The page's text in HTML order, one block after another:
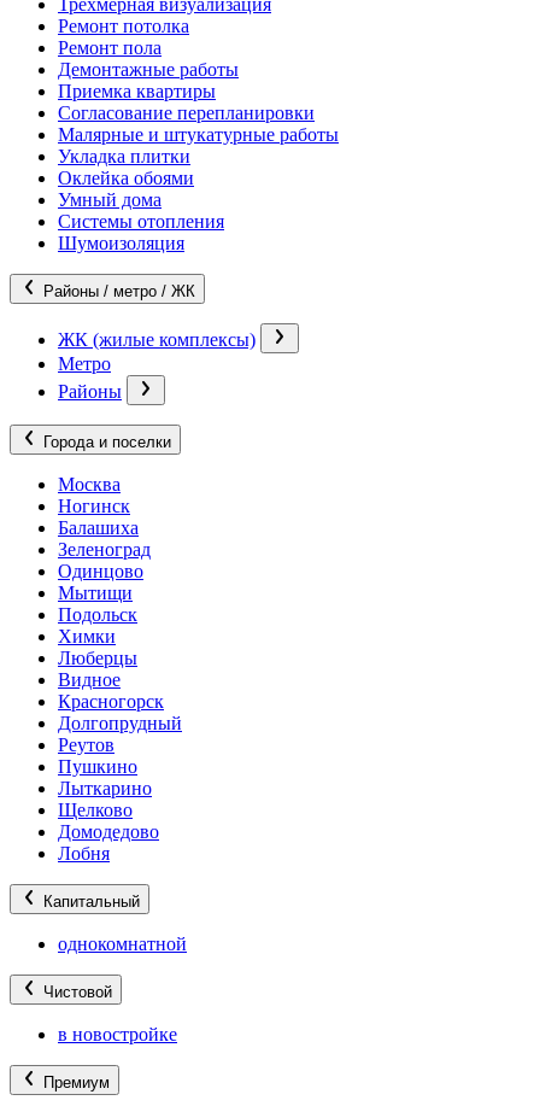
Трехмерная визуализация
Ремонт потолка
Ремонт пола
Демонтажные работы
Приемка квартиры
Согласование перепланировки
Малярные и штукатурные работы
Укладка плитки
Оклейка обоями
Умный дома
Системы отопления
Шумоизоляция
Районы / метро / ЖК
ЖК (жилые комплексы)
Метро
Районы
Города и поселки
Москва
Ногинск
Балашиха
Зеленоград
Одинцово
Мытищи
Подольск
Химки
Люберцы
Видное
Красногорск
Долгопрудный
Реутов
Пушкино
Лыткарино
Щелково
Домодедово
Лобня
Капитальный
однокомнатной
Чистовой
в новостройке
Премиум